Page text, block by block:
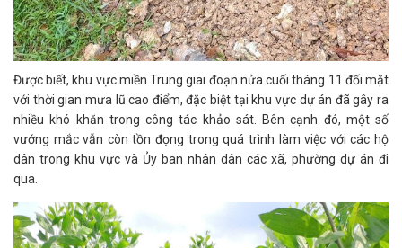
Được biết, khu vực miền Trung giai đoạn nửa cuối tháng 11 đối mặt
với thời gian mưa lũ cao điểm, đặc biệt tại khu vực dự án đã gây ra
nhiều khó khăn trong công tác khảo sát. Bên cạnh đó, một số
vướng mắc vẫn còn tồn đọng trong quá trình làm việc với các hộ
dân trong khu vực và Ủy ban nhân dân các xã, phường dự án đi
qua.